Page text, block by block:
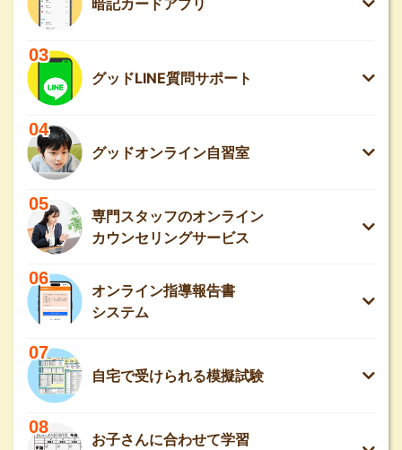
03
グッドLINE質問サポート
04
グッドオンライン自習室
05
専門スタッフのオンライン
カウンセリングサービス
06
オンライン指導報告書
システム
07
自宅で受けられる模擬試験
08
お子さんに合わせて学習